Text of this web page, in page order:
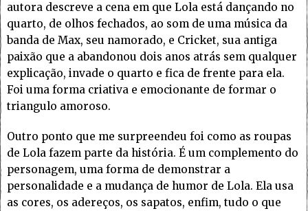
autora descreve a cena em que Lola está dançando no
quarto, de olhos fechados, ao som de uma música da
banda de Max, seu namorado, e Cricket, sua antiga
paixão que a abandonou dois anos atrás sem qualquer
explicação, invade o quarto e fica de frente para ela.
Foi uma forma criativa e emocionante de formar o
triangulo amoroso.
Outro ponto que me surpreendeu foi como as roupas
de Lola fazem parte da história. É um complemento do
personagem, uma forma de demonstrar a
personalidade e a mudança de humor de Lola. Ela usa
as cores, os adereços, os sapatos, enfim, tudo o que